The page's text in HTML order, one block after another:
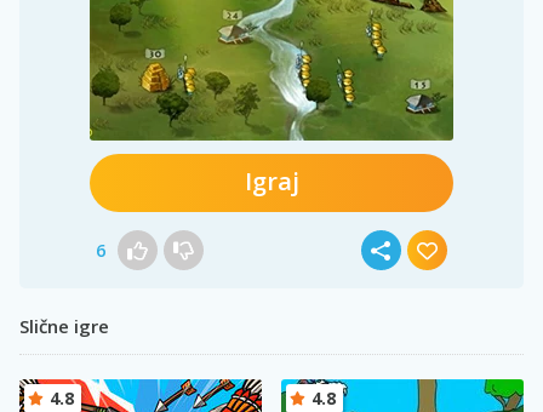
Igraj
6
Slične igre
4.8 4.8